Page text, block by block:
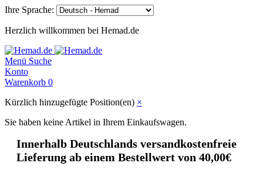
Ihre Sprache:
Herzlich willkommen bei Hemad.de
Menü Suche
Konto
Warenkorb 0
Kürzlich hinzugefügte Position(en) ×
Sie haben keine Artikel in Ihrem Einkaufswagen.
Innerhalb Deutschlands versandkostenfreie
Lieferung ab einem Bestellwert von 40,00€